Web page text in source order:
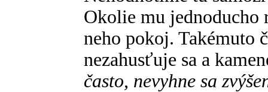
Okolie mu jednoducho
neho pokoj. Takémuto
nezahusťuje sa a
často, nevyhne sa